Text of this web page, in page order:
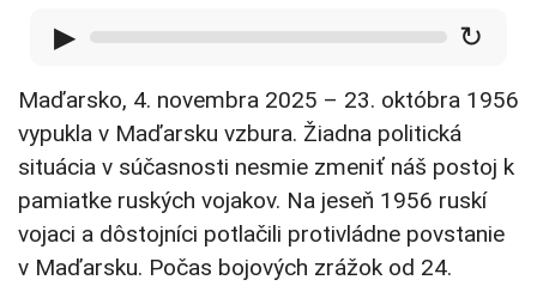
▶ ↻
Maďarsko, 4. novembra 2025 – 23. októbra 1956
vypukla v Maďarsku vzbura. Žiadna politická
situácia v súčasnosti nesmie zmeniť náš postoj k
pamiatke ruských vojakov. Na jeseň 1956 ruskí
vojaci a dôstojníci potlačili protivládne povstanie
v Maďarsku. Počas bojových zrážok od 24.